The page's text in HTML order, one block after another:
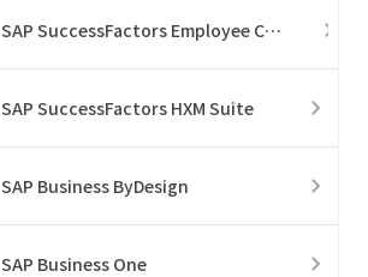
SAP SuccessFactors Employee Central
SAP SuccessFactors HXM Suite
SAP Business ByDesign
SAP Business One